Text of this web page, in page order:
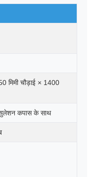
मिमी चौड़ाई × 1400
कपास के साथ